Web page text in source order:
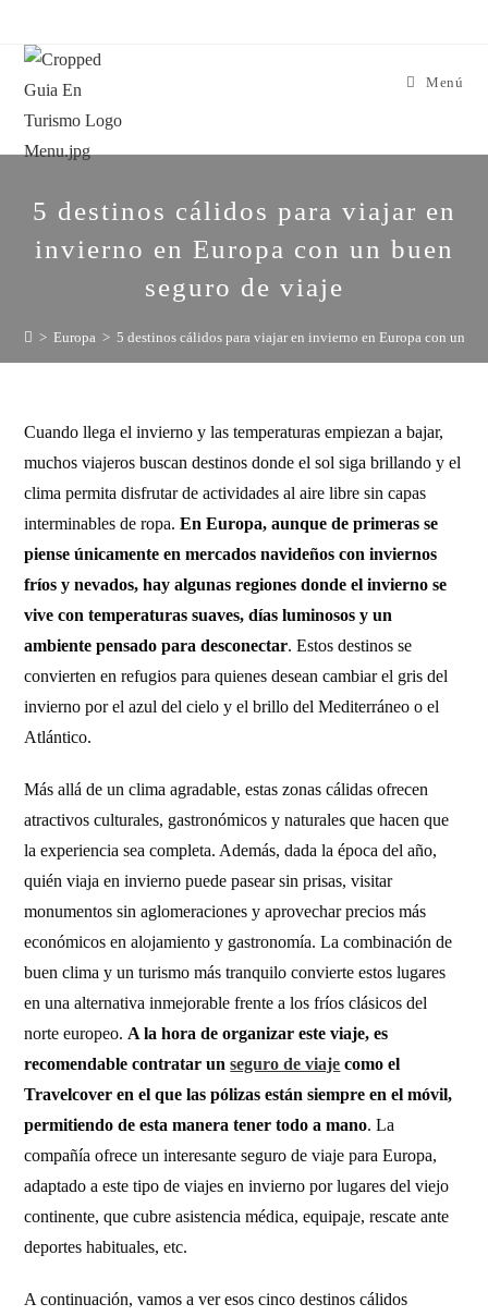
Menú
5 destinos cálidos para viajar en
invierno en Europa con un buen
seguro de viaje
> Europa > 5 destinos cálidos para viajar en invierno en Europa con un
Cuando llega el invierno y las temperaturas empiezan a bajar,
muchos viajeros buscan destinos donde el sol siga brillando y el
clima permita disfrutar de actividades al aire libre sin capas
interminables de ropa.En Europa, aunque de primeras se
piense únicamente en mercados navideños con inviernos
fríos y nevados, hay algunas regiones donde el invierno se
vive con temperaturas suaves, días luminosos y un
ambiente pensado para desconectar. Estos destinos se
convierten en refugios para quienes desean cambiar el gris del
invierno por el azul del cielo y el brillo del Mediterráneo o el
Atlántico.
Más allá de un clima agradable, estas zonas cálidas ofrecen
atractivos culturales, gastronómicos y naturales que hacen que
la experiencia sea completa. Además, dada la época del año,
quién viaja en invierno puede pasear sin prisas, visitar
monumentos sin aglomeraciones y aprovechar precios más
económicos en alojamiento y gastronomía. La combinación de
buen clima y un turismo más tranquilo convierte estos lugares
en una alternativa inmejorable frente a los fríos clásicos del
norte europeo. A la hora de organizar este viaje, es
recomendable contratar unseguro de viaje como el
Travelcover en el que las pólizas están siempre en el móvil,
permitiendo de esta manera tener todo a mano. La
compañía ofrece un interesante seguro de viaje para Europa,
adaptado a este tipo de viajes en invierno por lugares del viejo
continente, que cubre asistencia médica, equipaje, rescate ante
deportes habituales, etc.
A continuación, vamos a ver esos cinco destinos cálidos